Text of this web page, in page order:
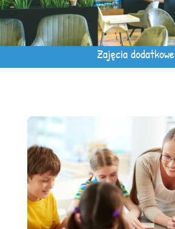
Zajęcia dodatkowe